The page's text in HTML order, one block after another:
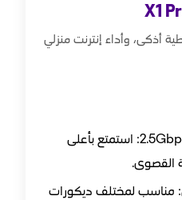
أذكى، وأداء إنترنت منزلي
WiFi 7 + منفذ 2.5Gbps: استمتع بأعلى
القصوى.
مناسب لمختلف ديكورات